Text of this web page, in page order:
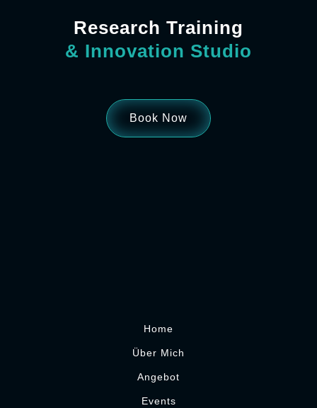
Research Training
& Innovation Studio
Book Now
Home
Über Mich
Angebot
Events